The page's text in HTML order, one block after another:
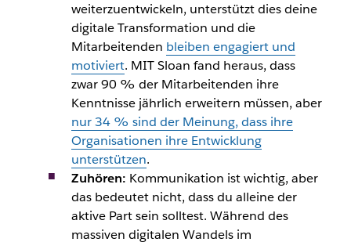
weiterzuentwickeln, unterstützt dies deine
digitale Transformation und die
Mitarbeitenden bleiben engagiert und
motiviert. MIT Sloan fand heraus, dass
zwar 90 % der Mitarbeitenden ihre
Kenntnisse jährlich erweitern müssen, aber
nur 34 % sind der Meinung, dass ihre
Organisationen ihre Entwicklung
unterstützen.
Zuhören: Kommunikation ist wichtig, aber
das bedeutet nicht, dass du alleine der
aktive Part sein solltest. Während des
massiven digitalen Wandels im